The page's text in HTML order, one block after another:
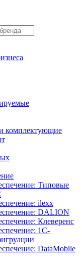
комплектующие
Типовые
ilexx
DALION
Клеверенс
1С-
DataMobile